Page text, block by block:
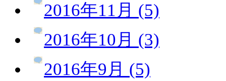
2016年11月 (5)
2016年10月 (3)
2016年9月 (5)